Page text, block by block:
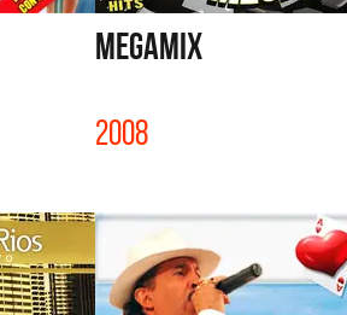
MEGAMIX
2008